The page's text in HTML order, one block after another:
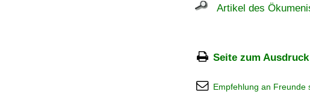
Artikel des
Seite zum
Empfehlung an Freunde